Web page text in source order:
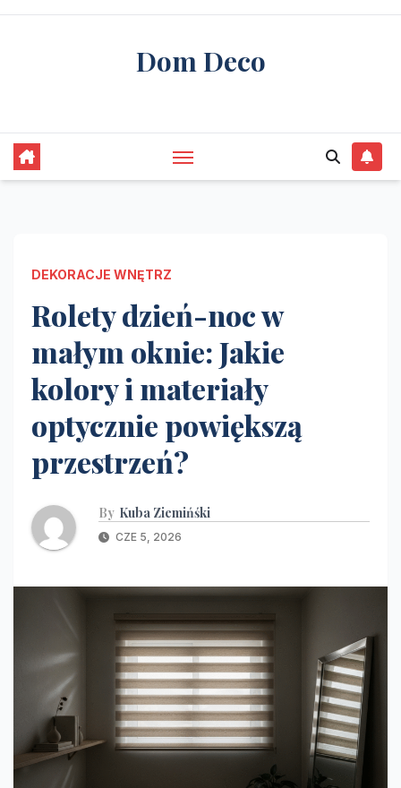
Skip
Dom Deco
DEKORACJE WNĘTRZ
Rolety dzień-noc w
małym oknie: Jakie
kolory i materiały
optycznie powiększą
przestrzeń?
By Kuba Ziemińśki
CZE 5, 2026